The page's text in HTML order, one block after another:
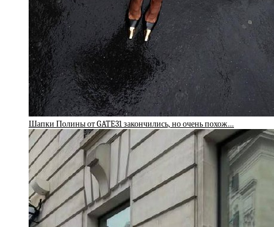
Шапки Полины от GATE31 закончились, но очень похож…